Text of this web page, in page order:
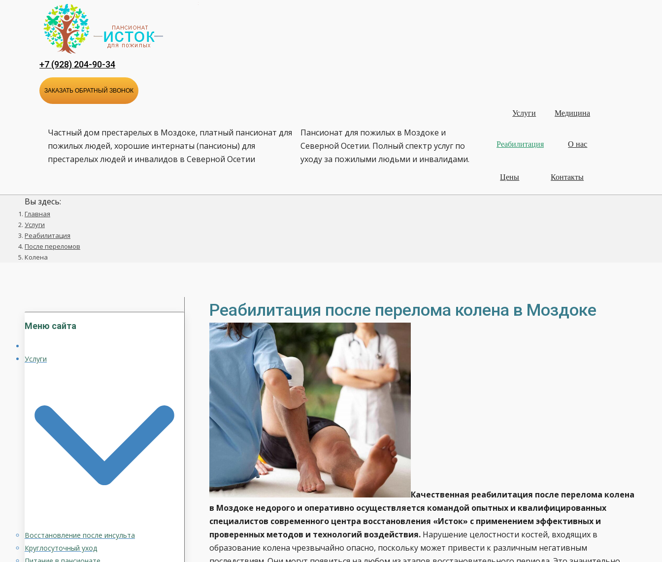
содержанию
+7 (928) 204-90-34
ЗАКАЗАТЬ ОБРАТНЫЙ ЗВОНОК
Частный дом престарелых в Моздоке, платный пансионат для
пожилых людей, хорошие интернаты (пансионы) для
престарелых людей и инвалидов в Северной Осетии
Пансионат для пожилых в Моздоке и
Северной Осетии. Полный спектр услуг по
уходу за пожилыми людьми и инвалидами.
Услуги Медицина
Реабилитация О нас
Цены Контакты
Вы здесь:
Главная
Услуги
Реабилитация
После переломов
Колена
Реабилитация после перелома колена в Моздоке
Качественная реабилитация после перелома колена
в Моздоке недорого и оперативно осуществляется командой опытных и квалифицированных
специалистов современного центра восстановления «Исток» с применением эффективных и
проверенных методов и технологий воздействия. Нарушение целостности костей, входящих в
образование колена чрезвычайно опасно, поскольку может привести к различным негативным
Меню сайта
Услуги
Восстановление после инсульта
Круглосуточный уход